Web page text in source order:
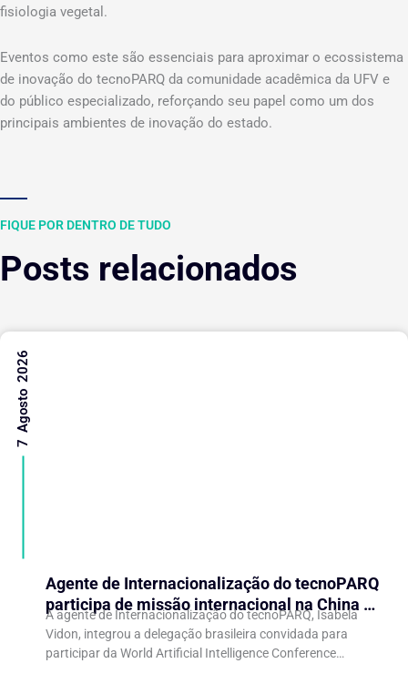
fisiologia vegetal.
Eventos como este são essenciais para aproximar o ecossistema
de inovação do tecnoPARQ da comunidade acadêmica da UFV e
do público especializado, reforçando seu papel como um dos
principais ambientes de inovação do estado.
FIQUE POR DENTRO DE TUDO
Posts relacionados
Agente de Internacionalização do tecnoPARQ
participa de missão internacional na China e
fortalece conexões com o ecossistema de
inovação
A agente de Internacionalização do tecnoPARQ, Isabela
Vidon, integrou a delegação brasileira convidada para
participar da World Artificial Intelligence Conference
7 Agosto 2026